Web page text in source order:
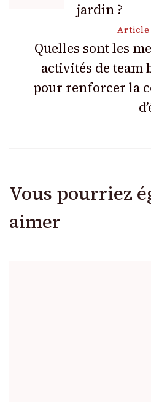
articles
jardin ?
Article
Quelles sont les
activités de team
pour renforcer la
Vous pourriez
aimer